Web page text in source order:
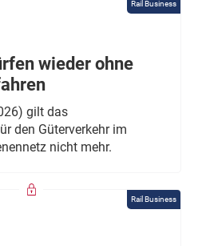
Rail Business
wieder ohne
gilt das
den Güterverkehr im
nicht mehr.
Rail Business